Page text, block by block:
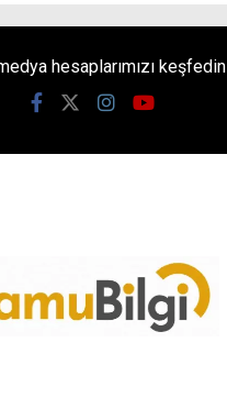
hesaplarımızı keşfedin